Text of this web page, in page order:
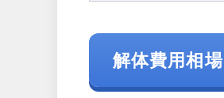
解体費用相場